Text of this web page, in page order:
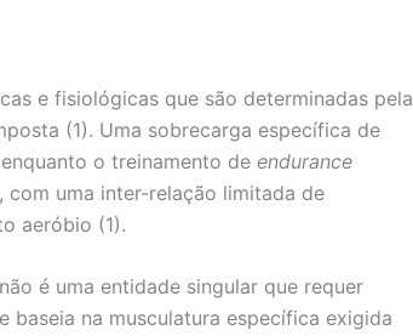
e fisiológicas que são determinadas pela
(1). Uma sobrecarga específica de
o treinamento de endurance
uma inter-relação limitada de
aeróbio (1).
é uma entidade singular que requer
baseia na musculatura específica exigida